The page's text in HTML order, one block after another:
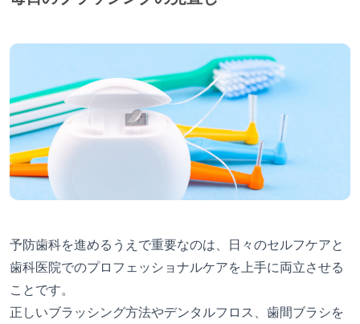
予防歯科を進めるうえで重要なのは、日々のセルフケアと
歯科医院でのプロフェッショナルケアを上手に両立させる
ことです。
正しいブラッシング方法やデンタルフロス、歯間ブラシを